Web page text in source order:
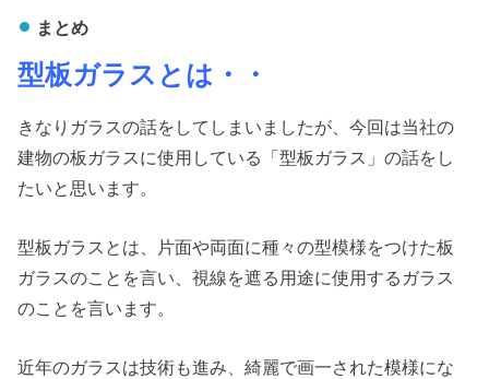
まとめ
型板ガラスとは・・
きなりガラスの話をしてしまいましたが、今回は当社の
建物の板ガラスに使用している「型板ガラス」の話をし
たいと思います。
型板ガラスとは、片面や両面に種々の型模様をつけた板
ガラスのことを言い、視線を遮る用途に使用するガラス
のことを言います。
近年のガラスは技術も進み、綺麗で画一された模様にな